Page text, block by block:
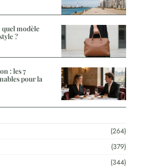
quel modèle
?
: les 7
pour la
(264)
(379)
(344)